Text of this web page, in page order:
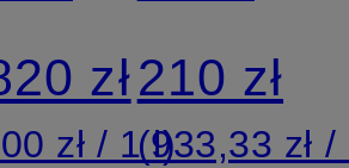
zł
zł / 1 l)
210 zł
(933,33 zł /